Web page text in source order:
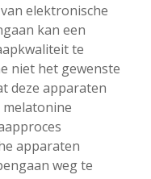
elektronische
kan een
te
niet het gewenste
deze apparaten
apparaten
weg te